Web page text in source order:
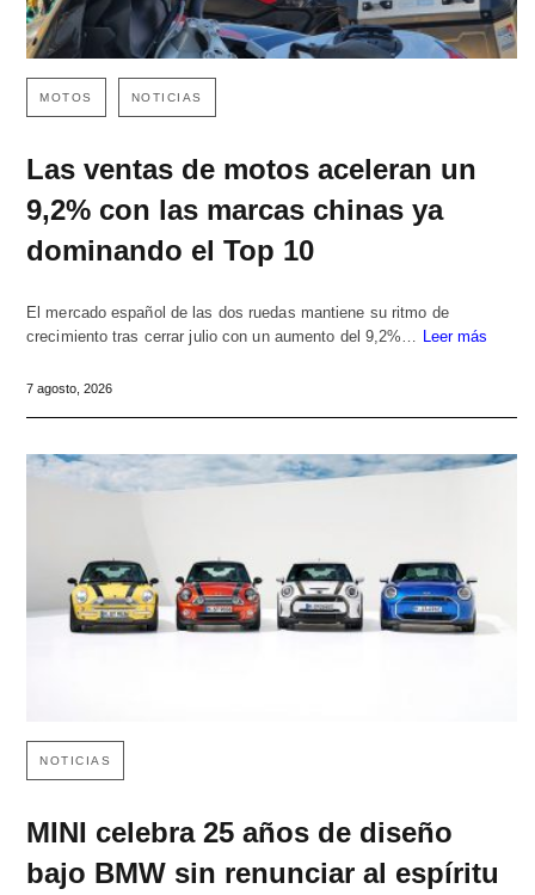
MOTOS NOTICIAS
Las ventas de motos aceleran un
9,2% con las marcas chinas ya
dominando el Top 10
El mercado español de las dos ruedas mantiene su ritmo de
crecimiento tras cerrar julio con un aumento del 9,2%… Leer más
7 agosto, 2026
NOTICIAS
MINI celebra 25 años de diseño
bajo BMW sin renunciar al espíritu